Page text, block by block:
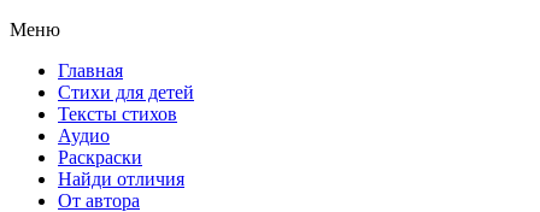
Меню
Главная
Стихи для детей
Тексты стихов
Аудио
Раскраски
Найди отличия
От автора